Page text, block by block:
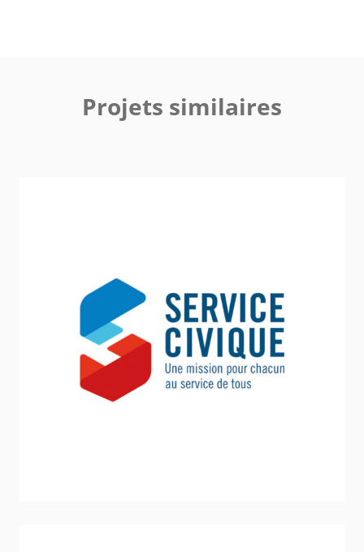
Projets similaires
Agence nationale du Service civique
Inclusion - Solidarité - Social